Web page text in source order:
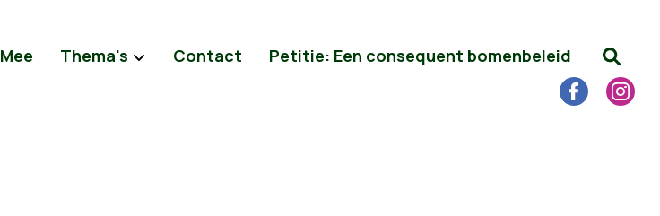
Thema's Contact Petitie: Een consequent bomenbeleid